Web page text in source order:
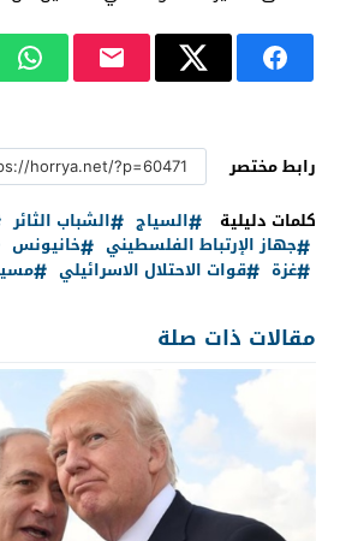
رابط مختصر
كلمات دليلية
السياج الشباب الثائر
جهاز الإرتباط الفلسطيني
خانيونس
غزة
قوات الاحتلال الاسرائيلي
مقالات ذات صلة